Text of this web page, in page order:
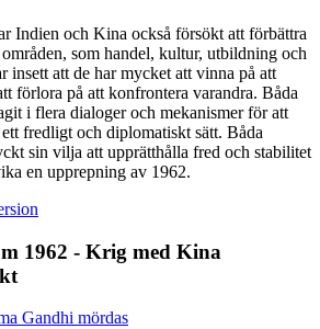
Indien och Kina också försökt att förbättra
som handel, kultur, utbildning och
insett att de har mycket att vinna på att
förlora på att konfrontera varandra. Båda
i flera dialoger och mekanismer för att
fredligt och diplomatiskt sätt. Båda
sin vilja att upprätthålla fred och stabilitet
en upprepning av 1962.
1962 - Krig med Kina
Gandhi mördas